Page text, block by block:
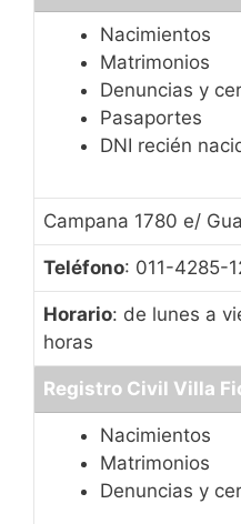
Nacimientos
Matrimonios
Denuncias y
Pasaportes
DNI recién
Campana 1780 e/
Teléfono: 011-4285-
Horario: de lunes a
horas
Registro Civil Villa
Nacimientos
Matrimonios
Denuncias y